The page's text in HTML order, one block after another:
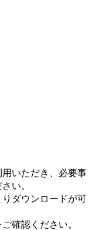
いただき、必要事
い。
ダウンロードが可
ご確認ください。